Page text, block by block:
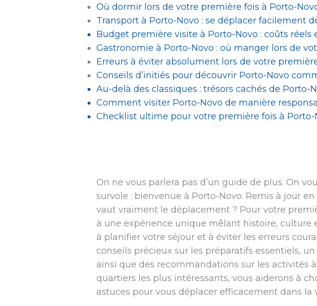
Où dormir lors de votre première fois à Porto-
Transport à Porto-Novo : se déplacer facilement
Budget première visite à Porto-Novo : coûts
Gastronomie à Porto-Novo : où manger lors de
Erreurs à éviter absolument lors de votre
Conseils d’initiés pour découvrir Porto-Novo
Au-delà des classiques : trésors cachés de Porto-
Comment visiter Porto-Novo de manière
Checklist ultime pour votre première fois à Porto-
On ne vous parlera pas d’un guide de plus. On
survole : bienvenue à Porto-Novo. Remis à jour
vaut vraiment le déplacement ? Pour votre
à une expérience unique mêlant histoire,
à planifier votre séjour et à éviter les erreurs
conseils précieux sur les préparatifs essentiels,
ainsi que des recommandations sur les activités
quartiers les plus intéressants, vous aiderons à
astuces pour vous déplacer efficacement dans la